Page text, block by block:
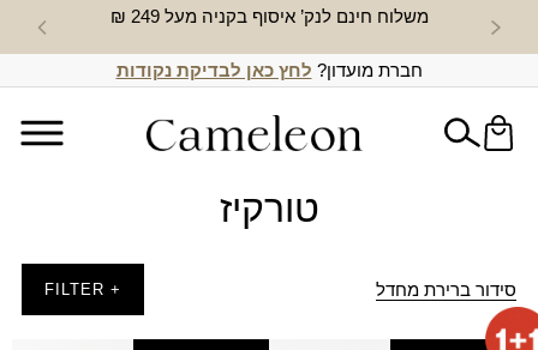
משלוח חינם לנק’ איסוף בקניה מעל 249 ₪ חדש
חברת מועדון? לחץ כאן לבדיקת נקודות
טורקיז
סידור ברירת מחדל + FILTER